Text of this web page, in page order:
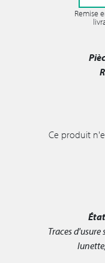
Remise
Ce produit
Traces